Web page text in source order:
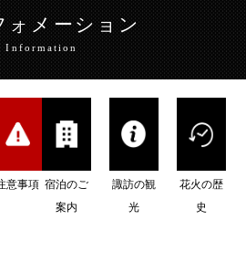
ォメーション
Information
意事項 宿泊のご
案内
諏訪の観
光
花火の歴
史